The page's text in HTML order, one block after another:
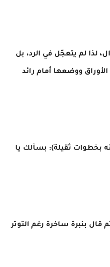
لذا لم يتعجّل في الرد، بل
ووضعها أمام رائد
بخطوات ثقيلة): بسألك يا
قال بنبرة ساخرة رغم التوتر